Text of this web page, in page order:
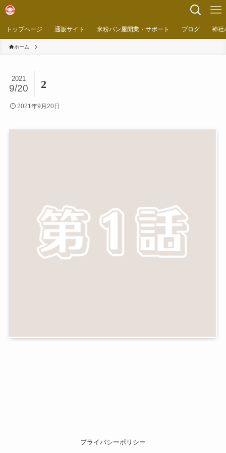
トップページ 通販サイト 米粉パン屋開業・サポート ブログ 神社
ホーム
2
2021
9/20
2021年9月20日
プライバシーポリシー